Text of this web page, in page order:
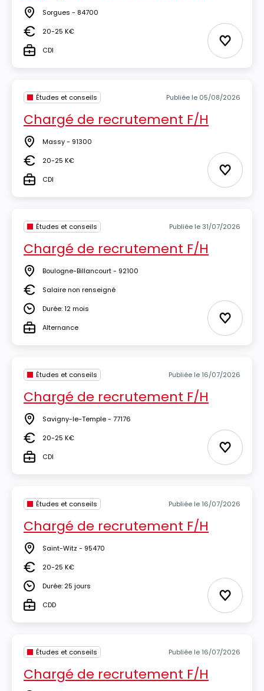
Lieu Sorgues - 84700
Salaire20-25 K€
TypeCDI Ajouter
Études et conseils Publiée le 05/08/2026
Chargé de recrutement F/H
Lieu Massy - 91300
Salaire20-25 K€
TypeCDI Ajouter
Études et conseils Publiée le 31/07/2026
Chargé de recrutement F/H
Lieu Boulogne-Billancourt - 92100
SalaireSalaire non renseigné
DuréeDurée: 12 mois
TypeAlternance Ajouter
Études et conseils Publiée le 16/07/2026
Chargé de recrutement F/H
Lieu Savigny-le-Temple - 77176
Salaire20-25 K€
TypeCDI Ajouter
Études et conseils Publiée le 16/07/2026
Chargé de recrutement F/H
Lieu Saint-Witz - 95470
Salaire20-25 K€
DuréeDurée: 25 jours
TypeCDD Ajouter
Études et conseils Publiée le 16/07/2026
Chargé de recrutement F/H